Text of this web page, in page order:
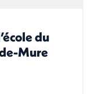
du
Mure